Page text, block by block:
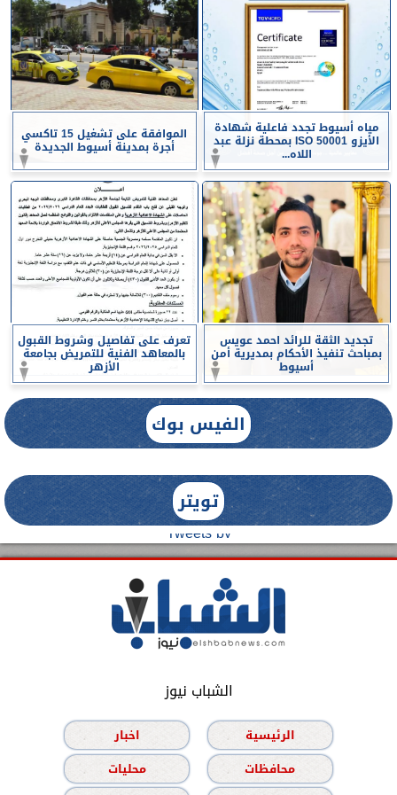
مياه أسيوط تجدد فاعلية شهادة
الأيزو ISO 50001 بمحطة نزلة عبد
اللاه...
الموافقة على تشغيل 15 تاكسي
أجرة بمدينة أسيوط الجديدة
تجديد الثقة للرائد احمد عويس
بمباحث تنفيذ الأحكام بمديرية أمن
أسيوط
تعرف على تفاصيل وشروط القبول
بالمعاهد الفنية للتمريض بجامعة
الأزهر
الفيس بوك
تويتر
Tweets by
الشباب نيوز
الرئيسية
اخبار
محافظات
محليات